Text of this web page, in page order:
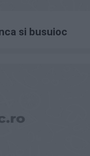
si busuioc